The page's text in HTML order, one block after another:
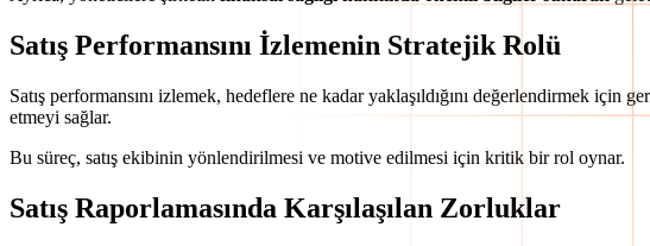
Satış Performansını İzlemenin Stratejik Rolü
Satış performansını izlemek, hedeflere ne kadar yaklaşıldığını değerlendirmek için
etmeyi sağlar.
Bu süreç, satış ekibinin yönlendirilmesi ve motive edilmesi için kritik bir rol oynar.
Satış Raporlamasında Karşılaşılan Zorluklar